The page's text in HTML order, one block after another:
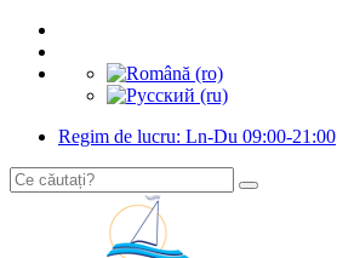
Regim de lucru: Ln-Du 09:00-21:00